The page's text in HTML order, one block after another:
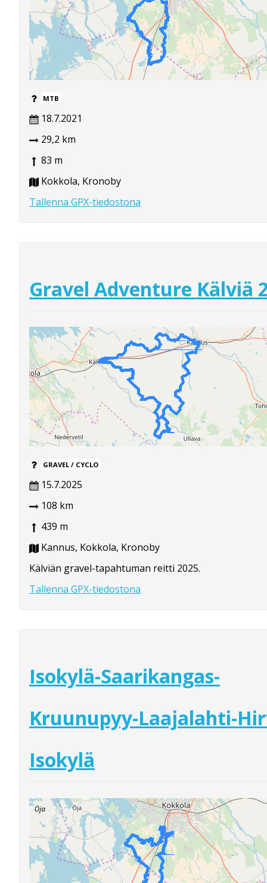
MTB
18.7.2021
29,2 km
83 m
Kokkola, Kronoby
Tallenna GPX-tiedostona
Gravel Adventure Kälviä
GRAVEL / CYCLO
15.7.2025
108 km
439 m
Kannus, Kokkola, Kronoby
Kälviän gravel-tapahtuman reitti 2025.
Tallenna GPX-tiedostona
Isokylä-Saarikangas-
Kruunupyy-Laajalahti-
Isokylä